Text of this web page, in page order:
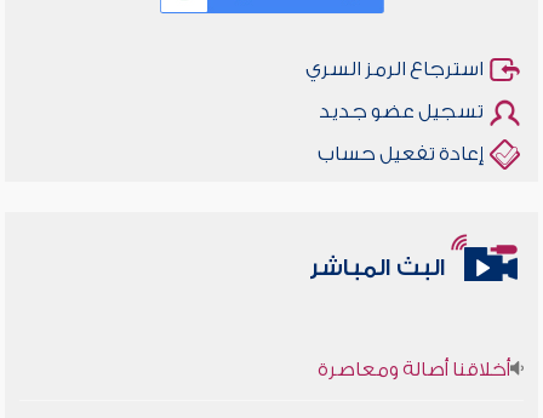
استرجاع الرمز السري
تسجيل عضو جديد
إعادة تفعيل حساب
البث المباشر
أخلاقنا أصالة ومعاصرة